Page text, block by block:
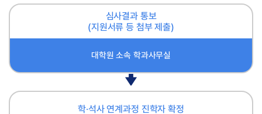
심사결과 통보
(지원서류 등 첨부 제출)
대학원 소속 학과사무실
학·석사 연계과정 진학자 확정